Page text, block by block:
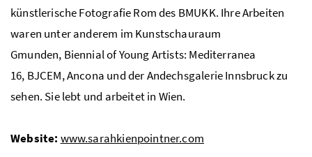
künstlerische Fotografie Rom des BMUKK. Ihre Arbeiten
waren unter anderem im Kunstschauraum
Gmunden, Biennialof Young Artists: Mediterranea
16, BJCEM, Ancona und der Andechsgalerie Innsbruck zu
sehen. Sie lebt und arbeitet in Wien.
Website: www.sarahkienpointner.com